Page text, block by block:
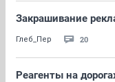
Закрашивание
Глеб_Пер 20
Реагенты на